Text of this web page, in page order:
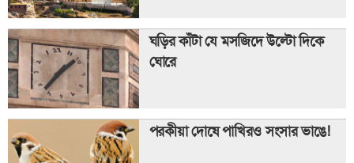
ঘড়ির কাঁটা যে মসজিদে উল্টো দিকে
ঘোরে
পরকীয়া দোষে পাখিরও সংসার ভাঙে!